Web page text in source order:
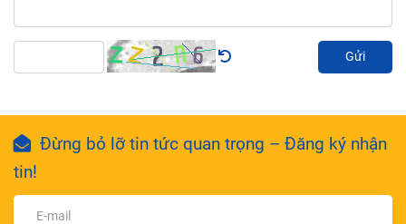
Gửi
Đừng bỏ lỡ tin tức quan trọng – Đăng ký nhận
tin!